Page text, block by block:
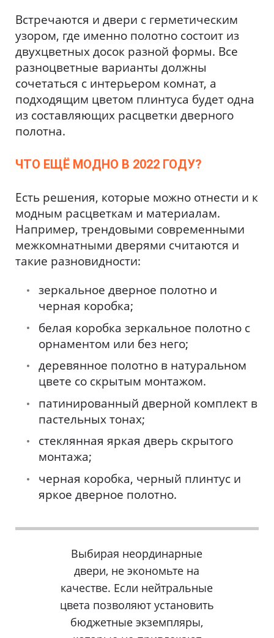
Встречаются и двери с герметическим
узором, где именно полотно состоит из
двухцветных досок разной формы. Все
разноцветные варианты должны
сочетаться с интерьером комнат, а
подходящим цветом плинтуса будет одна
из составляющих расцветки дверного
полотна.
ЧТО ЕЩЁ МОДНО В 2022 ГОДУ?
Есть решения, которые можно отнести и к
модным расцветкам и материалам.
Например, трендовыми современными
межкомнатными дверями считаются и
такие разновидности:
зеркальное дверное полотно и
черная коробка;
белая коробка зеркальное полотно с
орнаментом или без него;
деревянное полотно в натуральном
цвете со скрытым монтажом.
патинированный дверной комплект в
пастельных тонах;
стеклянная яркая дверь скрытого
монтажа;
черная коробка, черный плинтус и
яркое дверное полотно.
Выбирая неординарные
двери, не экономьте на
качестве. Если нейтральные
цвета позволяют установить
бюджетные экземпляры,